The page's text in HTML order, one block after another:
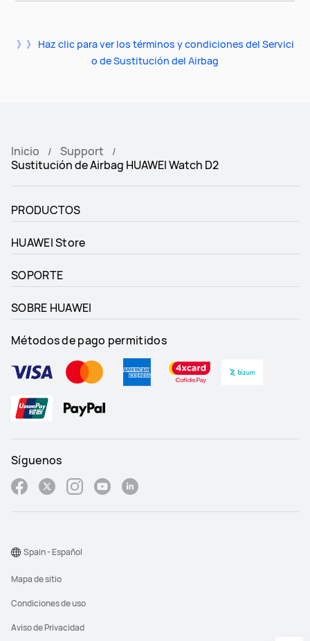
》》 Haz clic para ver los términos y condiciones del Servici
o de Sustitución del Airbag
Inicio
Support
Sustitución de Airbag HUAWEI Watch D2
PRODUCTOS
HUAWEI Store
SOPORTE
SOBRE HUAWEI
Métodos de pago permitidos
Síguenos
Mapa de sitio
Condiciones de uso
Aviso de Privacidad
Spain - Español